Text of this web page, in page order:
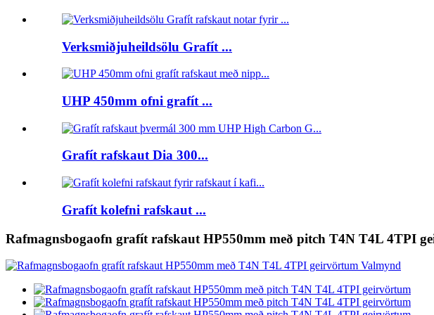
Verksmiðjuheildsölu Grafít ...
UHP 450mm ofni grafít ...
Grafít rafskaut Dia 300...
Grafít kolefni rafskaut ...
Rafmagnsbogaofn grafít rafskaut HP550mm með pitch T4N T4L 4TPI